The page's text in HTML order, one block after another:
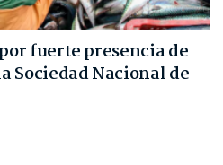
fuerte presencia de
Sociedad Nacional de